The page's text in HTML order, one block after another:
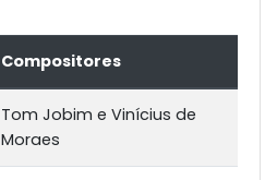
Compositores
Tom Jobim e Vinícius de
Moraes